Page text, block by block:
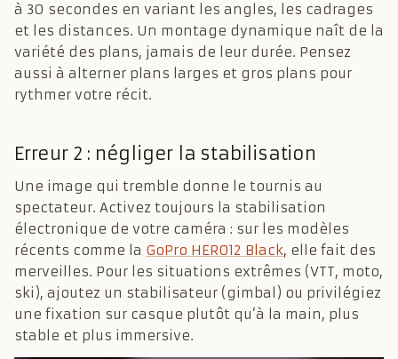
à 30 secondes en variant les angles, les cadrages
et les distances. Un montage dynamique naît de la
variété des plans, jamais de leur durée. Pensez
aussi à alterner plans larges et gros plans pour
rythmer votre récit.
Erreur 2 : négliger la stabilisation
Une image qui tremble donne le tournis au
spectateur. Activez toujours la stabilisation
électronique de votre caméra : sur les modèles
récents comme la GoPro HERO12 Black, elle fait des
merveilles. Pour les situations extrêmes (VTT, moto,
ski), ajoutez un stabilisateur (gimbal) ou privilégiez
une fixation sur casque plutôt qu’à la main, plus
stable et plus immersive.